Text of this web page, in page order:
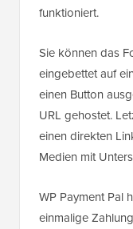
funktioniert.
Sie können das
eingebettet auf
einen Button
URL gehostet.
einen direkten
Medien mit
WP Payment Pal
einmalige